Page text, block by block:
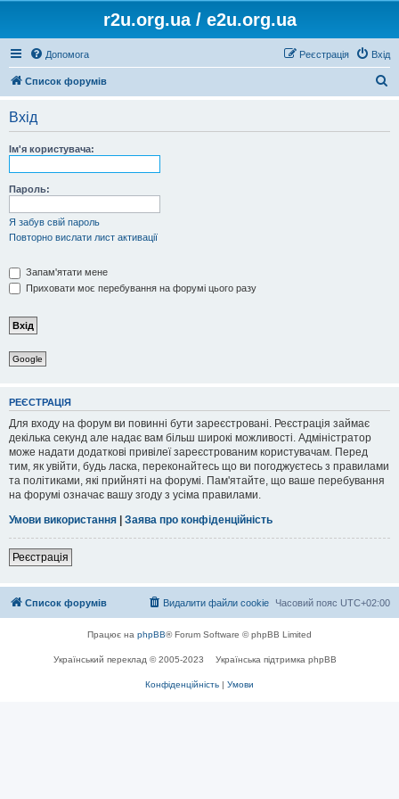
r2u.org.ua / e2u.org.ua
Допомога Вхід
Реєстрація
Список форумів
Вхід
Ім'я користувача:
Пароль:
Я забув свій пароль
Повторно вислати лист активації
Запам'ятати мене
Приховати моє перебування на форумі цього разу
Google
РЕЄСТРАЦІЯ
Для входу на форум ви повинні бути зареєстровані. Реєстрація займає
декілька секунд але надає вам більш широкі можливості. Адміністратор
може надати додаткові привілеї зареєстрованим користувачам. Перед
тим, як увійти, будь ласка, переконайтесь що ви погоджуєтесь з правилами
та політиками, які прийняті на форумі. Пам'ятайте, що ваше перебування
на форумі означає вашу згоду з усіма правилами.
Умови використання | Заява про конфіденційність
Реєстрація
Список форумів Часовий пояс UTC+02:00
Видалити файли cookie
Працює на phpBB® Forum Software © phpBB Limited
Український переклад © 2005-2023 Українська підтримка phpBB
Конфіденційність | Умови